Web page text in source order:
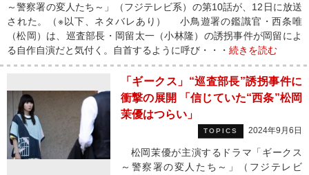
～警察署の変人たち～」（フジテレビ系）の第10話が、12日に放送
された。（※以下、ネタバレあり） 小鳥遊署の鑑識官・西条唯
（松岡）は、巡査部長・岡留太一（小林隆）の誘拐事件が岡留によ
る自作自演だと気付く。自首するように呼び・・・ 続きを読む
「ギークス」“巡査部長”誘拐事件に
衝撃の展開 「信じていた“西条”松岡
茉優はつらい」
TOPICS 2024年9月6日
松岡茉優が主演するドラマ「ギークス
～警察署の変人たち～」（フジテレビ